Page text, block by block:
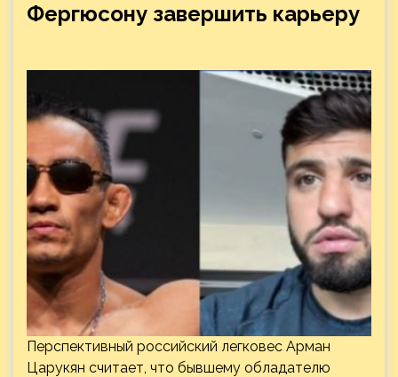
Фергюсону завершить карьеру
Перспективный российский легковес Арман
Царукян считает, что бывшему обладателю